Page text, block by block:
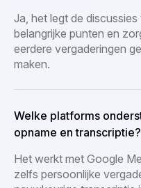
Ja, het legt de
belangrijke punten en
eerdere vergaderingen
maken.
Welke platforms
opname en transcriptie?
Het werkt met Google
zelfs persoonlijke